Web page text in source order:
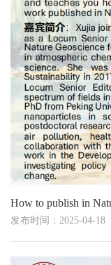
How to publish in
发布时间：2025-04-18